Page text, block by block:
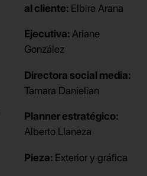
al cliente: Elbire Arana
Ejecutiva: Ariane
González
Directora social media:
Tamara Danielian
Planner estratégico:
Alberto Llaneza
Pieza: Exterior y gráfica